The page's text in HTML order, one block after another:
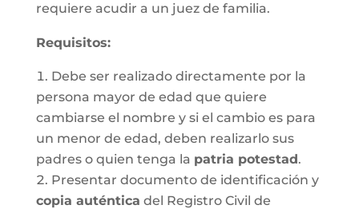
requiere acudir a un juez de familia.
Requisitos:
Debe ser realizado directamente por la
persona mayor de edad que quiere
cambiarse el nombre y si el cambio es para
un menor de edad, deben realizarlo sus
padres o quien tenga la patria potestad.
Presentar documento de identificación y
copia auténtica del Registro Civil de